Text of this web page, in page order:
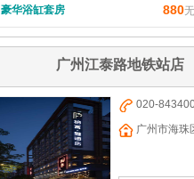
豪华浴缸套房 880
广州江泰路地铁站店
020-
广州市海珠